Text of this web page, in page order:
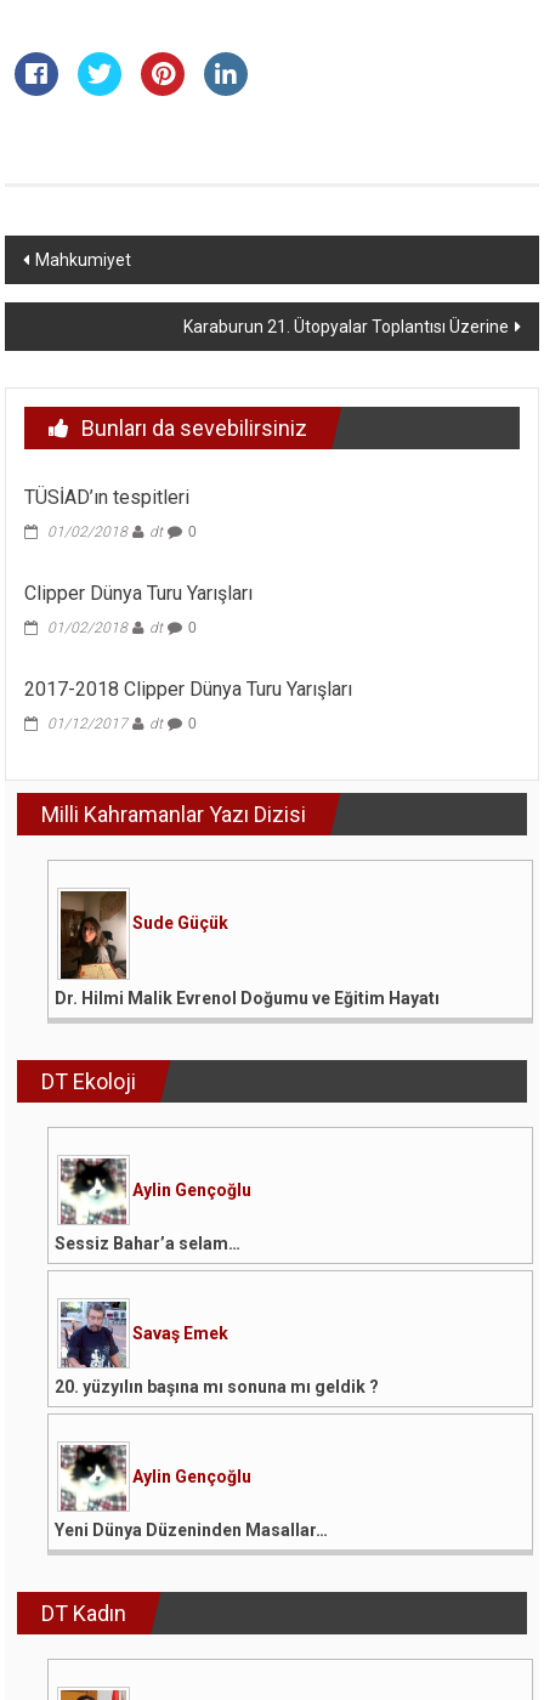
Yazı
dolaşımı
Mahkumiyet
Karaburun 21. Ütopyalar Toplantısı Üzerine
Bunları da sevebilirsiniz
TÜSİAD’ın tespitleri
01/02/2018 dt 0
Clipper Dünya Turu Yarışları
01/02/2018 dt 0
2017-2018 Clipper Dünya Turu Yarışları
01/12/2017 dt 0
Milli Kahramanlar Yazı Dizisi
Sude Güçük
Dr. Hilmi Malik Evrenol Doğumu ve Eğitim Hayatı
DT Ekoloji
Aylin Gençoğlu
Sessiz Bahar’a selam…
Savaş Emek
20. yüzyılın başına mı sonuna mı geldik ?
Aylin Gençoğlu
Yeni Dünya Düzeninden Masallar…
DT Kadın